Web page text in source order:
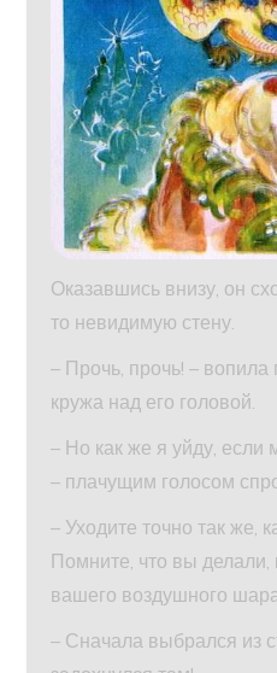
Оказавшись внизу, он
то невидимую стену.
– Прочь, прочь! –
кружа над его головой.
– Но как же я уйду, если
– плачущим голосом
– Уходите точно так же,
Помните, что вы делали,
вашего воздушного
– Сначала выбрался из